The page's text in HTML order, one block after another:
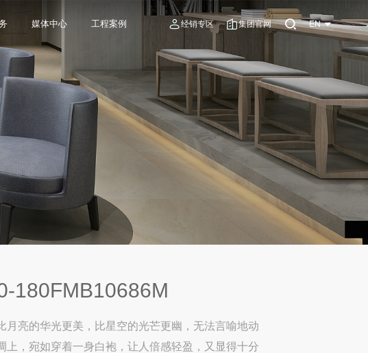
媒体中心 工程案例 经销专区 集团官网 EN
180FMB10686M
月亮的华光更美，比星空的光芒更幽，无法言喻地动
上，宛如穿着一身白袍，让人倍感轻盈，又显得十分